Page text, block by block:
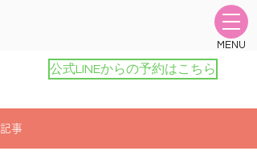
​MENU
公式LINEからの予約はこちら
記事